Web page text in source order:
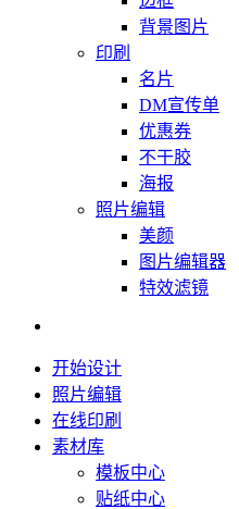
背景图片
印刷
名片
DM宣传单
优惠券
不干胶
海报
照片编辑
美颜
图片编辑器
特效滤镜
开始设计
照片编辑
在线印刷
素材库
模板中心
贴纸中心